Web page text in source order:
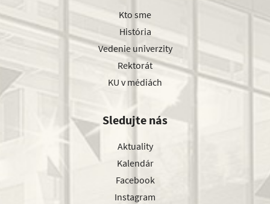
Kto sme
História
Vedenie univerzity
Rektorát
KU v médiách
Sledujte nás
Aktuality
Kalendár
Facebook
Instagram